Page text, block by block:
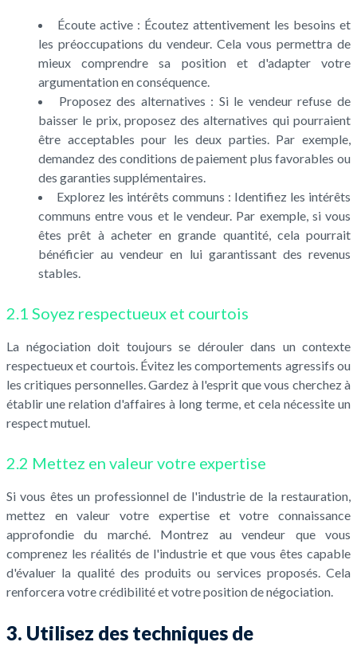
Écoute active : Écoutez attentivement les besoins et
les préoccupations du vendeur. Cela vous permettra de
mieux comprendre sa position et d'adapter votre
argumentation en conséquence.
Proposez des alternatives : Si le vendeur refuse de
baisser le prix, proposez des alternatives qui pourraient
être acceptables pour les deux parties. Par exemple,
demandez des conditions de paiement plus favorables ou
des garanties supplémentaires.
Explorez les intérêts communs : Identifiez les intérêts
communs entre vous et le vendeur. Par exemple, si vous
êtes prêt à acheter en grande quantité, cela pourrait
bénéficier au vendeur en lui garantissant des revenus
stables.
2.1 Soyez respectueux et courtois
La négociation doit toujours se dérouler dans un contexte
respectueux et courtois. Évitez les comportements agressifs ou
les critiques personnelles. Gardez à l'esprit que vous cherchez à
établir une relation d'affaires à long terme, et cela nécessite un
respect mutuel.
2.2 Mettez en valeur votre expertise
Si vous êtes un professionnel de l'industrie de la restauration,
mettez en valeur votre expertise et votre connaissance
approfondie du marché. Montrez au vendeur que vous
comprenez les réalités de l'industrie et que vous êtes capable
d'évaluer la qualité des produits ou services proposés. Cela
renforcera votre crédibilité et votre position de négociation.
3. Utilisez des techniques de